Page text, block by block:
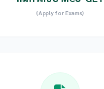
(Apply for Exams)